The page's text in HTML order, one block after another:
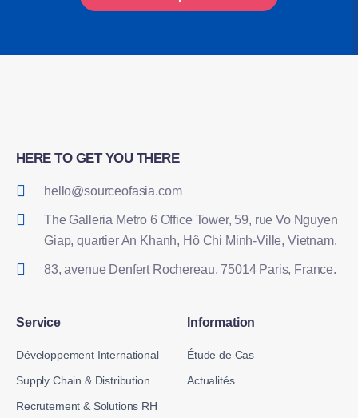
HERE TO GET YOU THERE
hello@sourceofasia.com
The Galleria Metro 6 Office Tower, 59, rue Vo Nguyen
Giap, quartier An Khanh, Hô Chi Minh-Ville, Vietnam.
83, avenue Denfert Rochereau, 75014 Paris, France.
Service
Développement International
Supply Chain & Distribution
Recrutement & Solutions RH
Information
Étude de Cas
Actualités